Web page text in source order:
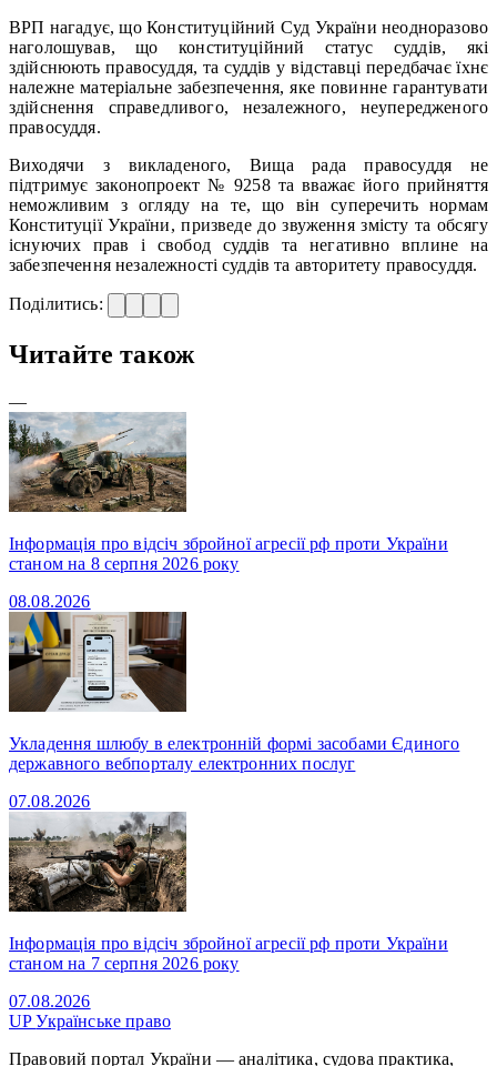
ВРП нагадує, що Конституційний Суд України неодноразово
наголошував, що конституційний статус суддів, які
здійснюють правосуддя, та суддів у відставці передбачає їхнє
належне матеріальне забезпечення, яке повинне гарантувати
здійснення справедливого, незалежного, неупередженого
правосуддя.
Виходячи з викладеного, Вища рада правосуддя не
підтримує законопроект № 9258 та вважає його прийняття
неможливим з огляду на те, що він суперечить нормам
Конституції України, призведе до звуження змісту та обсягу
існуючих прав і свобод суддів та негативно вплине на
забезпечення незалежності суддів та авторитету правосуддя.
Поділитись:
Читайте також
—
Інформація про відсіч збройної агресії рф проти України
станом на 8 серпня 2026 року
08.08.2026
Укладення шлюбу в електронній формі засобами Єдиного
державного вебпорталу електронних послуг
07.08.2026
Інформація про відсіч збройної агресії рф проти України
станом на 7 серпня 2026 року
07.08.2026
UPУкраїнське право
Правовий портал України — аналітика, судова практика,